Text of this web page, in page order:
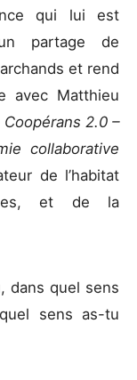
qui lui est
partage de
et rend
avec Matthieu
Coopérans 2.0 –
collaborative
de l’habitat
et de la
dans quel sens
sens as-tu